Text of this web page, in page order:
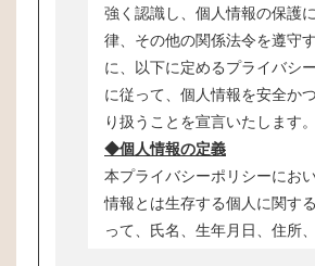
強く認識し、個人情報の保護
律、その他の関係法令を遵守
に、以下に定めるプライバシ
に従って、個人情報を安全か
り扱うことを宣言いたします。
◆個人情報の定義
本プライバシーポリシーにお
情報とは生存する個人に関す
って、氏名、生年月日、住所